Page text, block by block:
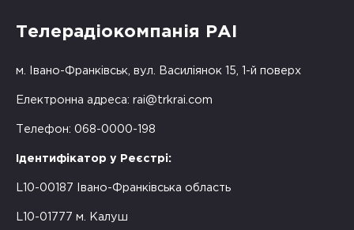
Телерадіокомпанія РАІ
м. Івано-Франківськ, вул. Василіянок 15, 1-й поверх
Електронна адреса: rai@trkrai.com
Телефон: 068-0000-198
Ідентифікатор у Реєстрі:
L10-00187 Івано-Франківська область
L10-01777 м. Калуш